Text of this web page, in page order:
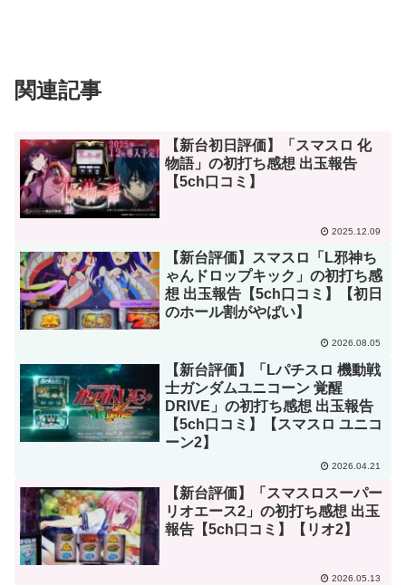
関連記事
【新台初日評価】「スマスロ 化
物語」の初打ち感想 出玉報告
【5ch口コミ】
2025.12.09
【新台評価】スマスロ「L邪神ち
ゃんドロップキック」の初打ち感
想 出玉報告【5ch口コミ】【初日
のホール割がやばい】
2026.08.05
【新台評価】「Lパチスロ 機動戦
士ガンダムユニコーン 覚醒
DRIVE」の初打ち感想 出玉報告
【5ch口コミ】【スマスロ ユニコ
ーン2】
2026.04.21
【新台評価】「スマスロスーパー
リオエース2」の初打ち感想 出玉
報告【5ch口コミ】【リオ2】
2026.05.13